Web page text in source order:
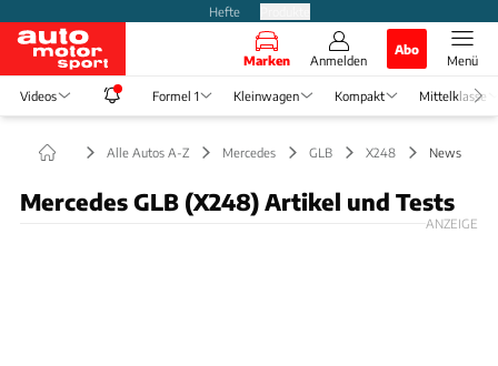
Hefte
Marken Anmelden
Abo
Menü
Videos Formel 1 Kleinwagen Kompakt Mittelklasse
Alle Autos A-Z Mercedes GLB X248 News
Mercedes GLB (X248) Artikel und Tests
ANZEIGE